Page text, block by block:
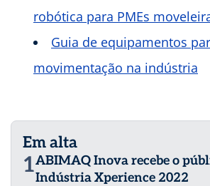
robótica para PMEs
Guia de equipamentos
movimentação na indústria
Em alta
1ABIMAQ Inova recebe o
Indústria Xperience 2022